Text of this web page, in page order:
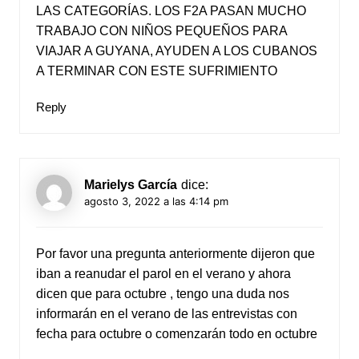
LAS CATEGORÍAS. LOS F2A PASAN MUCHO
TRABAJO CON NIÑOS PEQUEÑOS PARA
VIAJAR A GUYANA, AYUDEN A LOS CUBANOS
A TERMINAR CON ESTE SUFRIMIENTO
Reply
Marielys García dice:
agosto 3, 2022 a las 4:14 pm
Por favor una pregunta anteriormente dijeron que
iban a reanudar el parol en el verano y ahora
dicen que para octubre , tengo una duda nos
informarán en el verano de las entrevistas con
fecha para octubre o comenzarán todo en octubre